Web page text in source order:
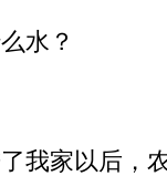
水？
我家以后，